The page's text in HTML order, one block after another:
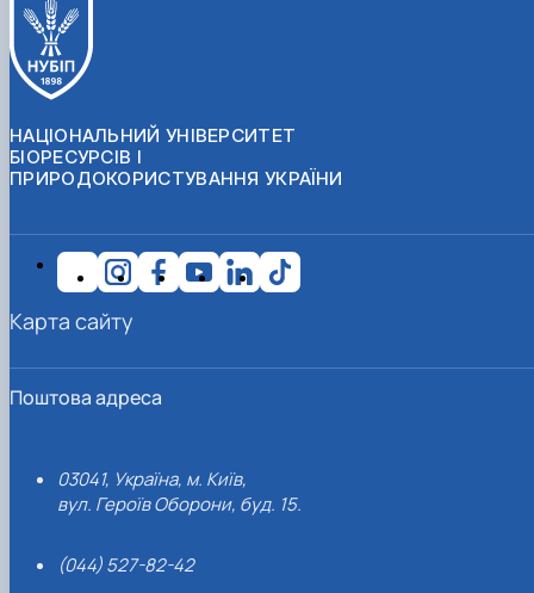
НАЦІОНАЛЬНИЙ УНІВЕРСИТЕТ
БІОРЕСУРСІВ І
ПРИРОДОКОРИСТУВАННЯ УКРАЇНИ
Поштова адреса
03041, Україна, м. Київ,
вул. Героїв Оборони, буд. 15.
(044) 527-82-42
Карта сайту